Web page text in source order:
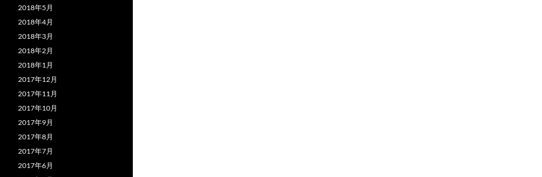
2018年5月
2018年4月
2018年3月
2018年2月
2018年1月
2017年12月
2017年11月
2017年10月
2017年9月
2017年8月
2017年7月
2017年6月